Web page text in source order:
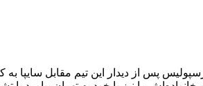
پرسپولیس پس از دیدار این تیم مقابل